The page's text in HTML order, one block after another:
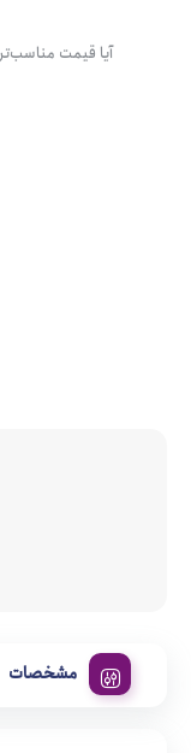
آیا قیمت
مشخصات